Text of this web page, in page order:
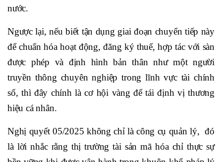
nước.
Ngược lại, nếu biết tận dụng giai đoạn chuyển tiếp này
để chuẩn hóa hoạt động, đăng ký thuế, hợp tác với sàn
được phép và định hình bản thân như một người
truyền thông chuyên nghiệp trong lĩnh vực tài chính
số, thì đây chính là cơ hội vàng để tái định vị thương
hiệu cá nhân.
Nghị quyết 05/2025 không chỉ là công cụ quản lý, đó
là lời nhắc rằng thị trường tài sản mã hóa chỉ thực sự